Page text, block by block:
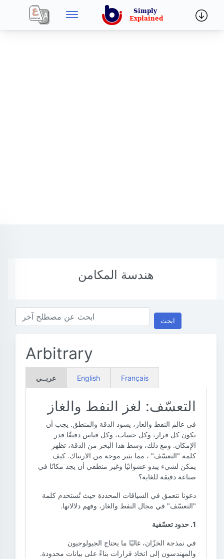
هندسة المكامن
ابحث
Arbitrary
عربــي English Français
التعسّف: لغز النفط والغاز
في عالم النفط والغاز، يسود الدقة والمنطق. يجب أن
تكون كل قرار، وكل حساب، وكل قياس دقيقًا قدر
الإمكان. ومع ذلك، وسط هذا البحر من الدقة، تظهر
كلمة "التعسّف" ، مما يثير موجة من الارتباك. كيف
يمكن لشيء يبدو عشوائيًا وغير منطقي أن يجد مكانًا في
صناعة دقيقة للغاية؟
دعونا نتعمق في السياقات المحددة حيث تُستخدم كلمة
"التعسّف" في مجال النفط والغاز، وفهم دلالاتها.
1. حدود تعسّفية
في نمذجة الخزّان، غالبًا ما يحتاج الجيولوجيون
والمهندسون إلى اتخاذ قرارات بناءً على بيانات محدودة.